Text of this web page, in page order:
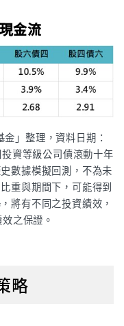
金流
」整理，資料日期：
資等級公司債滾動十年
數據模擬回測，不為未
重與期間下，可能得到
將有不同之投資績效，
之保證。
略